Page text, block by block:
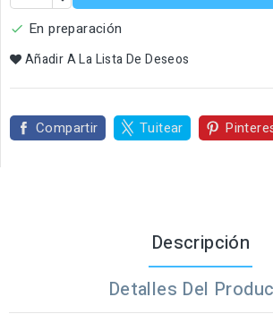
 En preparación
Añadir A La Lista De Deseos
Compartir Tuitear
Descripción
Detalles Del